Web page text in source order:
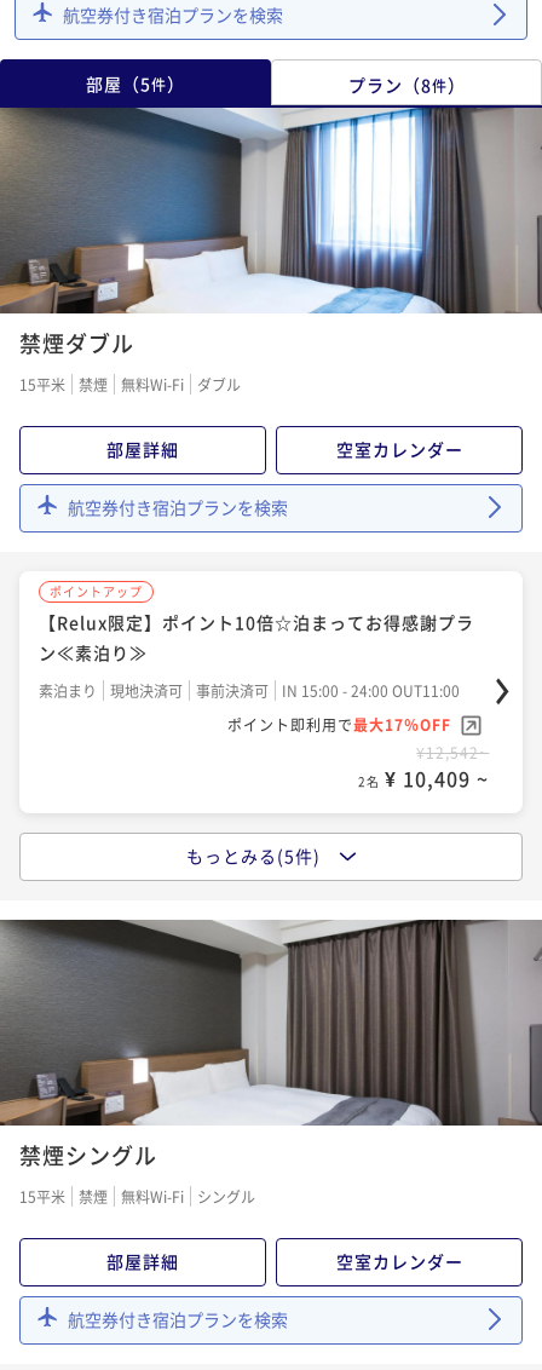
航空券付き宿泊プランを検索
部屋 （5件） プラン （8件）
禁煙ダブル
15平米 禁煙 無料Wi-Fi ダブル
部屋詳細 空室カレンダー
航空券付き宿泊プランを検索
ポイントアップ
【Relux限定】ポイント10倍☆泊まってお得感謝プラ
ン≪素泊り≫
素泊まり 現地決済可 事前決済可
IN 15:00 - 24:00 OUT11:00
ポイント即利用で最大17％OFF
¥12,542~
2名 ¥ 10,409 ~
【大浴場×サウナでととのう！】ドーミーインスタン
ダードプラン!!＜素泊まり＞
現地決済可 事前決済可
IN 15:00 - 25:00 OUT11:00
最大7％OFF
¥11,300~
¥ 10,509 ~
ポイントアップ
【15時イン-13時アウト】22時間ステイプラン≪素泊
まり≫
ポイント即利用で最大7％OFF
¥15,300~
¥ 14,229 ~
もっとみる(5件)
禁煙シングル
15平米 禁煙 無料Wi-Fi シングル
部屋詳細 空室カレンダー
航空券付き宿泊プランを検索